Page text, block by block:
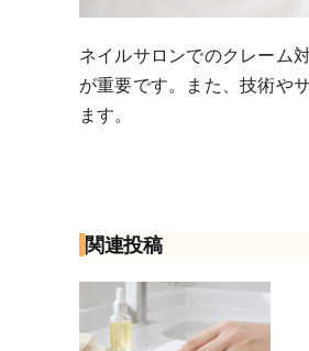
ネイルサロンでのクレーム
が重要です。また、技術や
ます。
関連投稿
サロン見学で